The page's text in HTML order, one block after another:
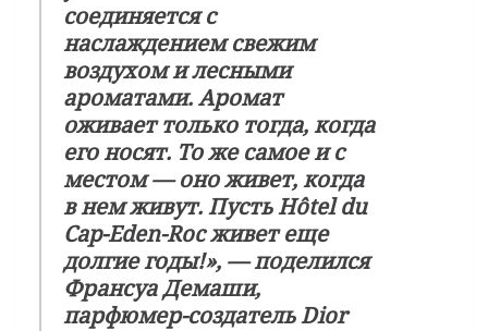
соединяется с
наслаждением свежим
воздухом и лесными
ароматами. Аромат
оживает только тогда, когда
его носят. То же самое и с
местом — оно живет, когда
в нем живут. Пусть Hôtel du
Cap-Eden-Roc живет еще
долгие годы!», — поделился
Франсуа Демаши,
парфюмер-создатель Dior